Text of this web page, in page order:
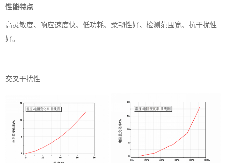
性能特点
高灵敏度、响应速度快、低功耗、柔韧性好、检测范围宽、抗干扰性
好。
交叉干扰性